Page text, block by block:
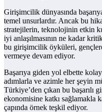
Girişimcilik dünyasında
temel unsurlardır. Ancak bu
stratejilerin, teknolojinin etkin
iyi anlaşılmasının ne kadar
bu girişimcilik öyküleri,
vermeye devam ediyor.
Başarıya giden yol elbette
adımlarla ve azimle her şeyin
Türkiye’den çıkan bu başarılı
ekonomisine katkı sağlamakla
çapında örnek teşkil ediyor.